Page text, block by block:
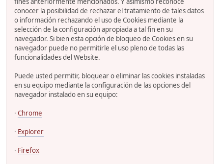
conocer la posibilidad de rechazar el tratamiento de tales datos
o información rechazando el uso de Cookies mediante la
selección de la configuración apropiada a tal fin en su
navegador. Si bien esta opción de bloqueo de Cookies en su
navegador puede no permitirle el uso pleno de todas las
funcionalidades del Website.
Puede usted permitir, bloquear o eliminar las cookies instaladas
en su equipo mediante la configuración de las opciones del
navegador instalado en su equipo:
· Chrome
· Explorer
· Firefox